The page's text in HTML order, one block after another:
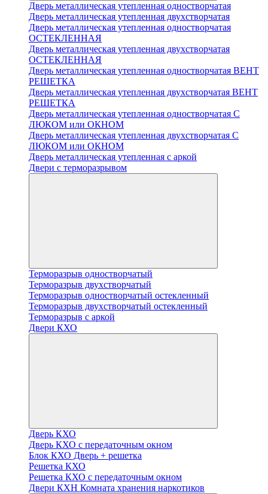
Дверь металлическая утепленная одностворчатая
Дверь металлическая утепленная двухстворчатая
Дверь металлическая утепленная одностворчатая
ОСТЕКЛЕННАЯ
Дверь металлическая утепленная двухстворчатая
ОСТЕКЛЕННАЯ
Дверь металлическая утепленная одностворчатая ВЕНТ
РЕШЕТКА
Дверь металлическая утепленная двухстворчатая ВЕНТ
РЕШЕТКА
Дверь металлическая утепленная одностворчатая С
ЛЮКОМ или ОКНОМ
Дверь металлическая утепленная двухстворчатая С
ЛЮКОМ или ОКНОМ
Дверь металлическая утепленная с аркой
Двери с терморазрывом
Терморазрыв одностворчатый
Терморазрыв двухстворчатый
Терморазрыв одностворчатый остекленный
Терморазрыв двухстворчатый остекленный
Терморазрыв с аркой
Двери КХО
Дверь КХО
Дверь КХО с передаточным окном
Блок КХО Дверь + решетка
Решетка КХО
Решетка КХО с передаточным окном
Двери КХН Комната хранения наркотиков